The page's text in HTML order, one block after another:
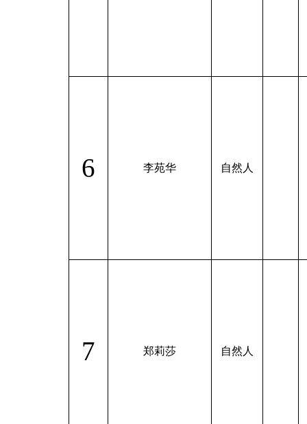
6 李苑华 自然人
7 郑莉莎 自然人